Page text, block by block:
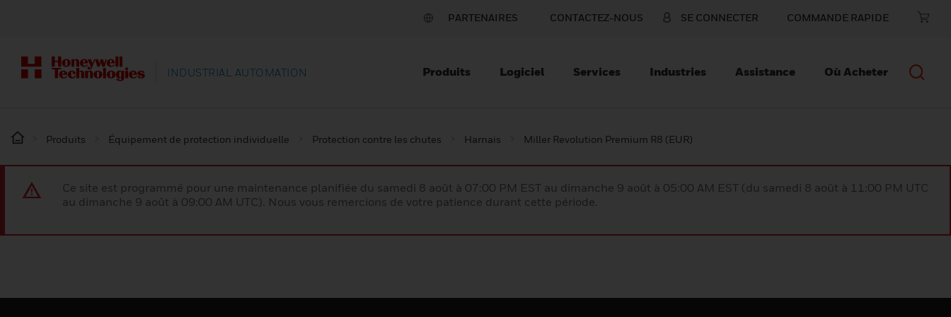
PARTENAIRES CONTACTEZ-NOUS SE CONNECTER COMMANDE RAPIDE
INDUSTRIAL AUTOMATION Produits Logiciel Services Industries Assistance Où Acheter
Produits Équipement de protection individuelle Protection contre les chutes Harnais Miller Revolution Premium R8 (EUR)
Ce site est programmé pour une maintenance planifiée du samedi 8 août à 07:00 PM EST au dimanche 9 août à 05:00 AM EST (du samedi 8 août à 11:00 PM UTC
au dimanche 9 août à 09:00 AM UTC). Nous vous remercions de votre patience durant cette période.